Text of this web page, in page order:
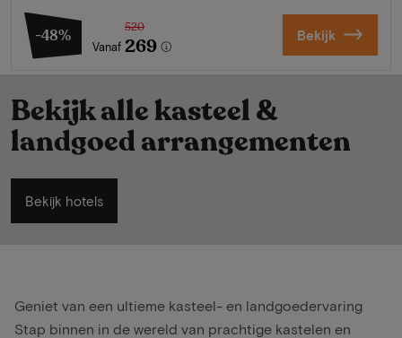
-48%
Vanaf
520
269 Bekijk
Bekijk alle kasteel &
landgoed arrangementen
Bekijk hotels
Geniet van een ultieme kasteel- en landgoedervaring
Stap binnen in de wereld van prachtige kastelen en